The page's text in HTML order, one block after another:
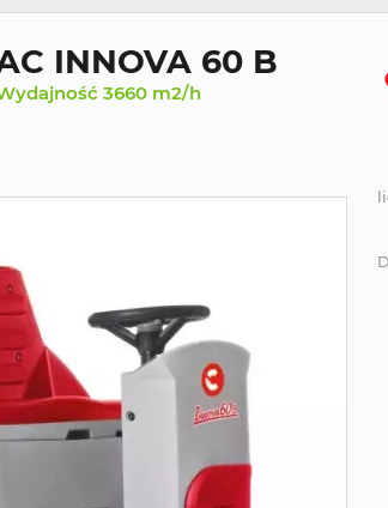
INNOVA 60 B
3660 m2/h